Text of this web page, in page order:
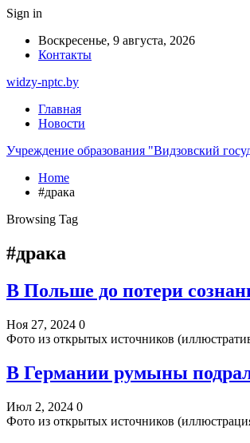
Sign in
Воскресенье, 9 августа, 2026
Контакты
widzy-nptc.by
Главная
Новости
Учреждение образования "Видзовский
Home
#драка
Browsing Tag
#драка
В Польше до потери
Ноя 27, 2024 0
Фото из открытых источников
В Германии румыны
Июл 2, 2024 0
Фото из открытых источников